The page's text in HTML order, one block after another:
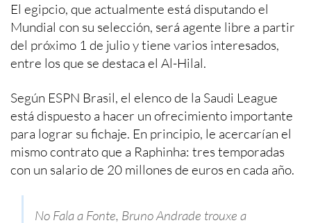
El egipcio, que actualmente está disputando el
Mundial con su selección, será agente libre a partir
del próximo 1 de julio y tiene varios interesados,
entre los que se destaca el Al-Hilal.
Según ESPN Brasil, el elenco de la Saudi League
está dispuesto a hacer un ofrecimiento importante
para lograr su fichaje. En principio, le acercarían el
mismo contrato que a Raphinha: tres temporadas
con un salario de 20 millones de euros en cada año.
No Fala a Fonte, Bruno Andrade trouxe a